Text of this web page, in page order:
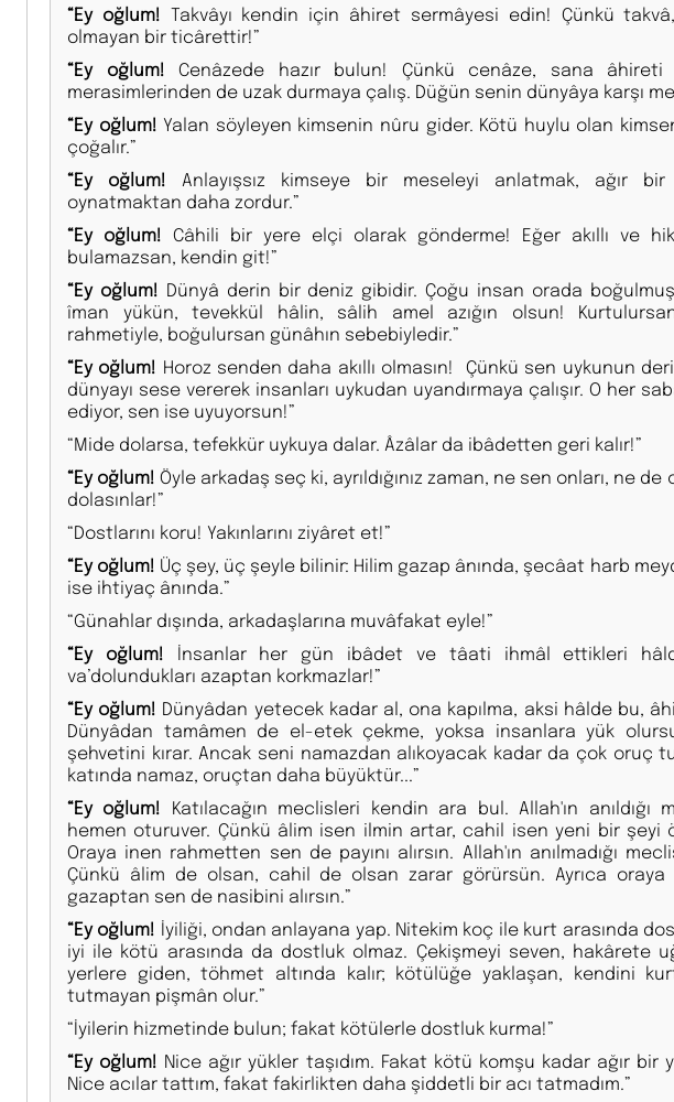
“Ey oğlum! Takvâyı kendin için âhiret sermâyesi edin! Çünkü
olmayan bir ticârettir!”
“Ey oğlum!Cenâzede hazır bulun! Çünkü cenâze, sana âhireti
merasimlerinden de uzak durmaya çalış. Düğün senin dünyâya karşı
“Ey oğlum! Yalan söyleyen kimsenin nûru gider. Kötü huylu olan
çoğalır.”
“Ey oğlum! Anlayışsız kimseye bir meseleyi anlatmak, ağır bir
oynatmaktan daha zordur.”
“Ey oğlum! Câhili bir yere elçi olarak gönderme! Eğer akıllı ve
bulamazsan, kendin git!”
“Ey oğlum! Dünyâ derin bir deniz gibidir. Çoğu insan orada
îman yükün, tevekkül hâlin, sâlih amel azığın olsun!
rahmetiyle, boğulursan günâhın sebebiyledir.”
“Ey oğlum! Horoz senden daha akıllı olmasın! Çünkü sen uykunun
dünyayı sese vererek insanları uykudan uyandırmaya çalışır. O her
ediyor, sen ise uyuyorsun!”
“Mide dolarsa, tefekkür uykuya dalar. Âzâlar da ibâdetten geri kalır!”
“Ey oğlum! Öyle arkadaş seç ki, ayrıldığınız zaman, ne sen onları, ne
dolasınlar!”
“Dostlarını koru! Yakınlarını ziyâret et!”
“Ey oğlum! Üç şey, üç şeyle bilinir: Hilim gazap ânında, şecâat harb
ise ihtiyaç ânında.”
“Günahlar dışında, arkadaşlarına muvâfakat eyle!”
“Ey oğlum! İnsanlar her gün ibâdet ve tâati ihmâl ettikleri
va’dolundukları azaptan korkmazlar!”
“Ey oğlum! Dünyâdan yetecek kadar al, ona kapılma, aksi hâlde bu,
Dünyâdan tamâmen de el-etek çekme, yoksa insanlara yük
şehvetini kırar. Ancak seni namazdan alıkoyacak kadar da çok oruç
katında namaz, oruçtan daha büyüktür...”
“Ey oğlum! Katılacağın meclisleri kendin ara bul. Allah'ın anıldığı
hemen oturuver. Çünkü âlim isen ilmin artar, cahil isen yeni bir şeyi
Oraya inen rahmetten sen de payını alırsın. Allah'ın anılmadığı
Çünkü âlim de olsan, cahil de olsan zarar görürsün. Ayrıca
gazaptan sen de nasibini alırsın.”
“Ey oğlum! İyiliği, ondan anlayana yap. Nitekim koç ile kurt arasında
iyi ile kötü arasında da dostluk olmaz. Çekişmeyi seven, hakârete
yerlere giden, töhmet altında kalır; kötülüğe yaklaşan, kendini
tutmayan pişmân olur.”
“İyilerin hizmetinde bulun; fakat kötülerle dostluk kurma!”
“Ey oğlum! Nice ağır yükler taşıdım. Fakat kötü komşu kadar ağır bir
Nice acılar tattım, fakat fakirlikten daha şiddetli bir acı tatmadım.”